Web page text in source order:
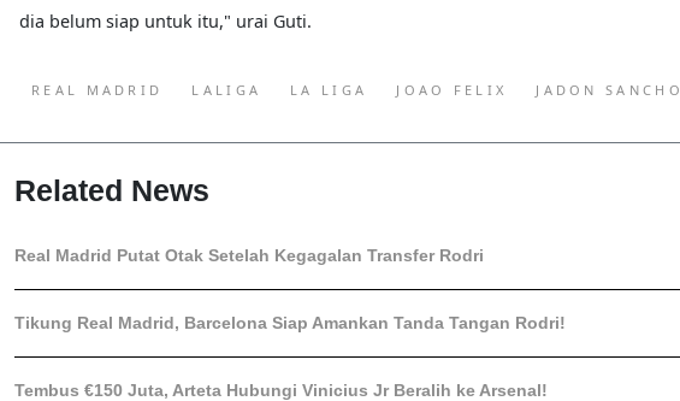
dia belum siap untuk itu," urai Guti.
REAL MADRID LALIGA LA LIGA JOAO FELIX JADON SANCHO
Related News
Real Madrid Putat Otak Setelah Kegagalan Transfer Rodri
Tikung Real Madrid, Barcelona Siap Amankan Tanda Tangan Rodri!
Tembus €150 Juta, Arteta Hubungi Vinicius Jr Beralih ke Arsenal!